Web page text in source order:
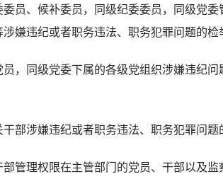
、候补委员，同级纪委委员，同级党委
嫌违纪或者职务违法、职务犯罪问题的检
同级党委下属的各级党组织涉嫌违纪问
涉嫌违纪或者职务违法、职务犯罪问题
权限在主管部门的党员、干部以及监